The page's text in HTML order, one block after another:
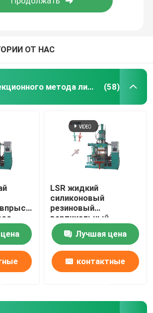
машина
ОТ НАС
машина инжекционного метода литья силиконовой резины (58)
LSR жидкий
силиконовый
резиновый
вертикальный
инжекционный
формовочный
аппарат для
изготовления
силиконовой детской
Лучшая цена
контактные